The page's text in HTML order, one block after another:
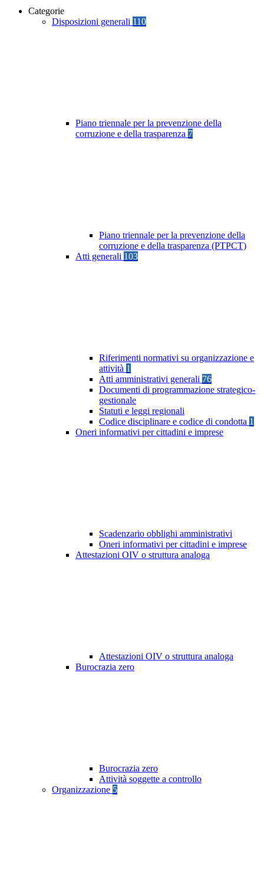
Categorie
Disposizioni generali 110
Piano triennale per la prevenzione della
corruzione e della trasparenza 7
Piano triennale per la prevenzione della
corruzione e della trasparenza (PTPCT)
Atti generali 103
Riferimenti normativi su organizzazione e
attività 1
Atti amministrativi generali 76
Documenti di programmazione strategico-
gestionale
Statuti e leggi regionali
Codice disciplinare e codice di condotta 1
Oneri informativi per cittadini e imprese
Scadenzario obblighi amministrativi
Oneri informativi per cittadini e imprese
Attestazioni OIV o struttura analoga
Attestazioni OIV o struttura analoga
Burocrazia zero
Burocrazia zero
Attività soggette a controllo
Organizzazione 5